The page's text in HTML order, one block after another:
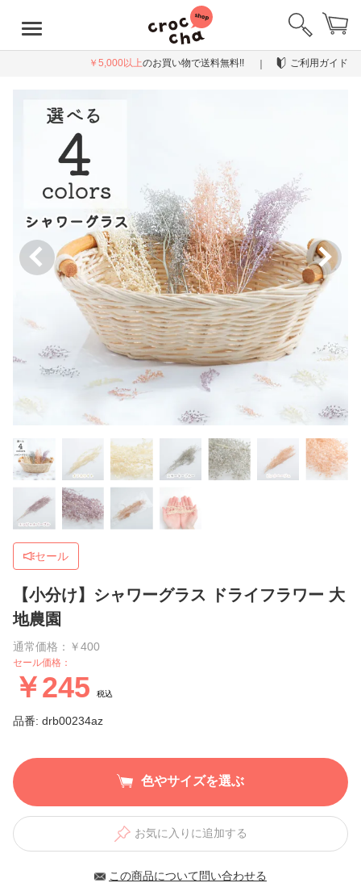
￥5,000以上のお買い物で送料無料!! ご利用ガイド
セール
【小分け】シャワーグラス ドライフラワー 大
地農園
通常価格：￥400
セール価格：
￥245 税込
品番: drb00234az
色やサイズを選ぶ
お気に入りに追加する
この商品について問い合わせる